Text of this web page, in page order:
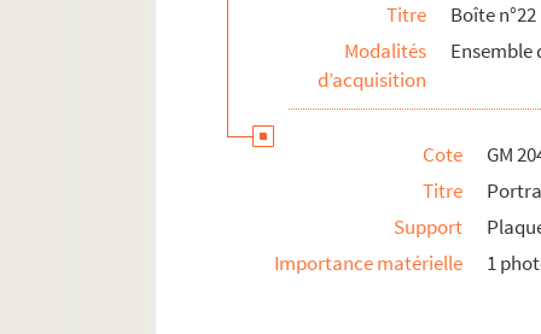
Titre
Boîte n°22
Modalités
d’acquisition
Ensemble
Cote
GM
Titre
Support
Importance matérielle
1